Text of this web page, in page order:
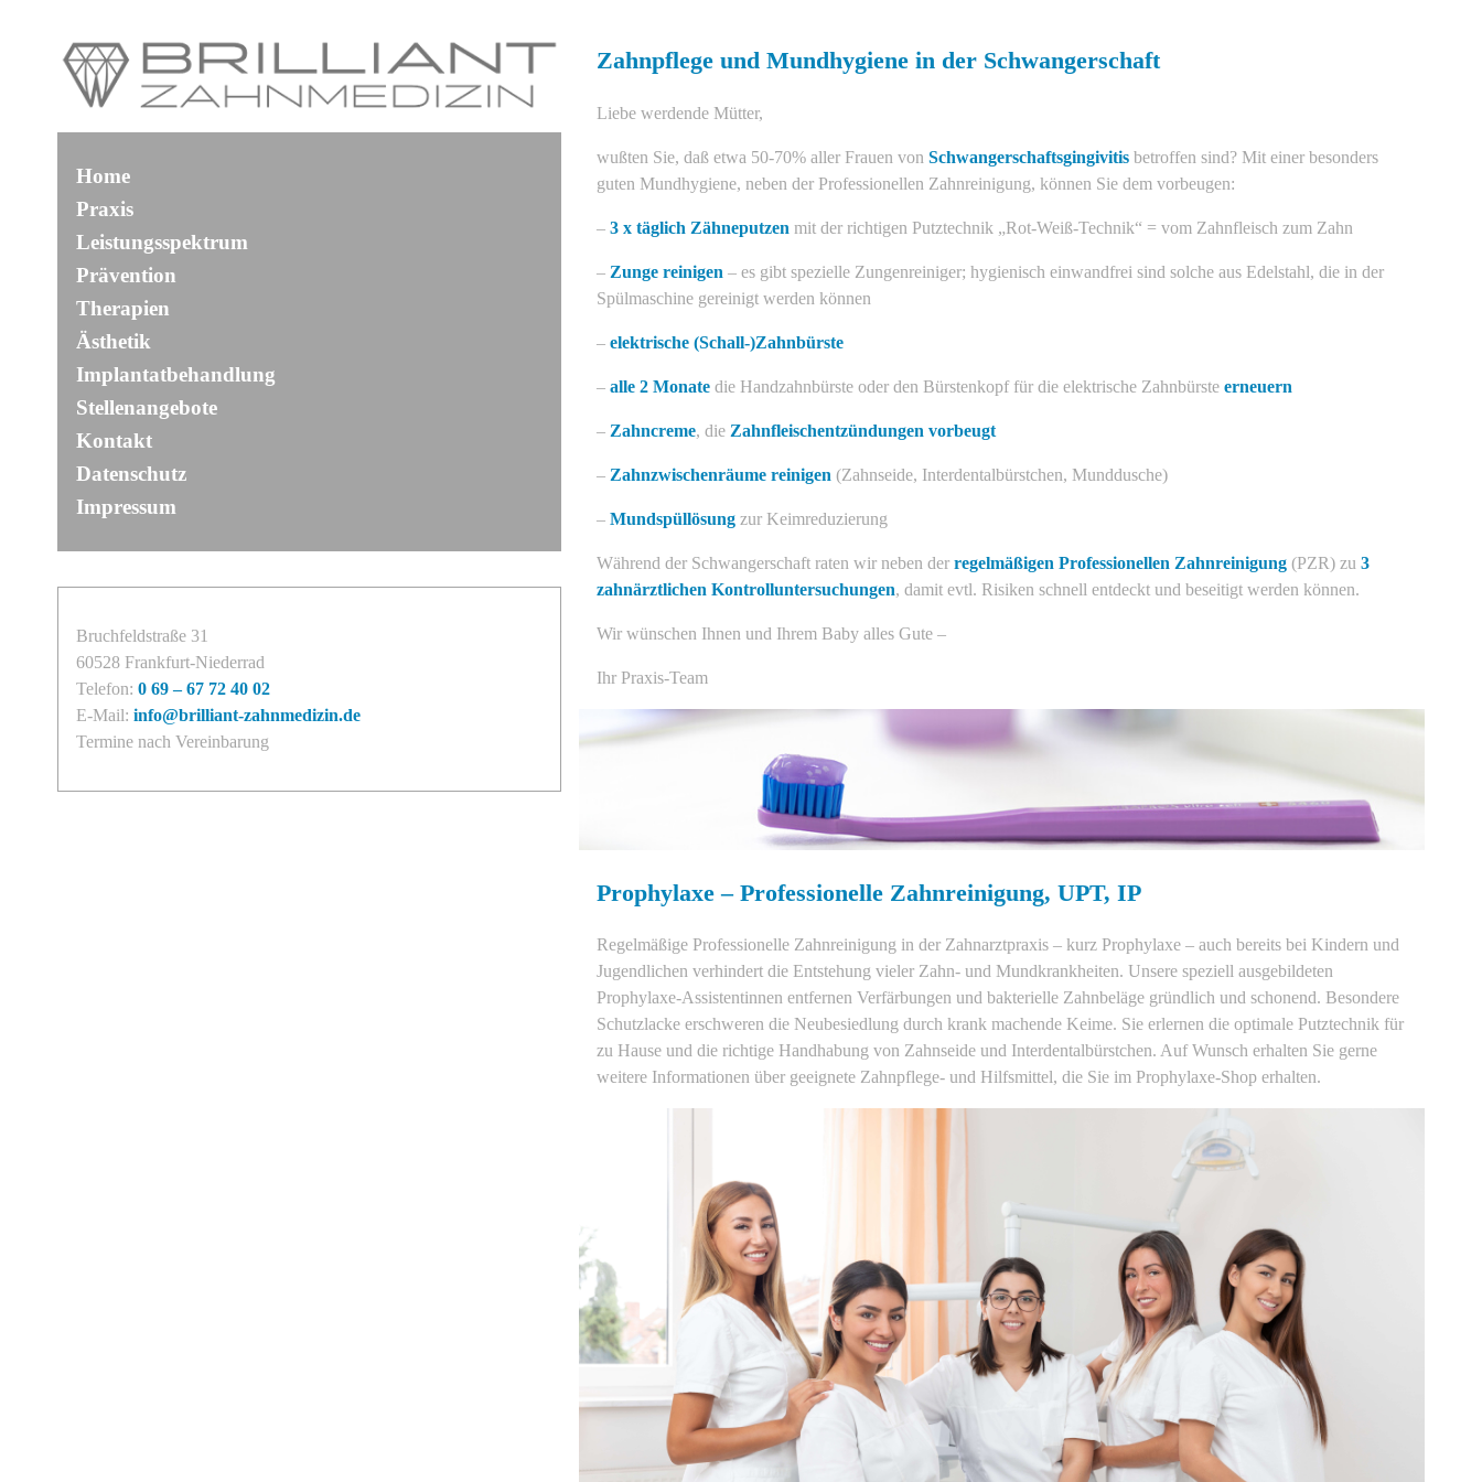
Home
Praxis
Leistungsspektrum
Prävention
Therapien
Ästhetik
Implantatbehandlung
Stellenangebote
Kontakt
Datenschutz
Impressum
Bruchfeldstraße 31
60528 Frankfurt-Niederrad
Telefon: 0 69 – 67 72 40 02
E-Mail: info@brilliant-zahnmedizin.de
Termine nach Vereinbarung
Zahnpflege und Mundhygiene in der Schwangerschaft
Liebe werdende Mütter,
wußten Sie, daß etwa 50-70% aller Frauen von Schwangerschaftsgingivitis betroffen sind? Mit einer besonders
guten Mundhygiene, neben der Professionellen Zahnreinigung, können Sie dem vorbeugen:
– 3 x täglich Zähneputzen mit der richtigen Putztechnik „Rot-Weiß-Technik“ = vom Zahnfleisch zum Zahn
– Zunge reinigen – es gibt spezielle Zungenreiniger; hygienisch einwandfrei sind solche aus Edelstahl, die in der
Spülmaschine gereinigt werden können
– elektrische (Schall-)Zahnbürste
– alle 2 Monate die Handzahnbürste oder den Bürstenkopf für die elektrische Zahnbürste erneuern
– Zahncreme, die Zahnfleischentzündungen vorbeugt
– Zahnzwischenräume reinigen (Zahnseide, Interdentalbürstchen, Munddusche)
– Mundspüllösung zur Keimreduzierung
Während der Schwangerschaft raten wir neben der regelmäßigen Professionellen Zahnreinigung (PZR) zu 3
zahnärztlichen Kontrolluntersuchungen, damit evtl. Risiken schnell entdeckt und beseitigt werden können.
Wir wünschen Ihnen und Ihrem Baby alles Gute –
Ihr Praxis-Team
Prophylaxe – Professionelle Zahnreinigung, UPT, IP
Regelmäßige Professionelle Zahnreinigung in der Zahnarztpraxis – kurz Prophylaxe – auch bereits bei Kindern und
Jugendlichen verhindert die Entstehung vieler Zahn- und Mundkrankheiten. Unsere speziell ausgebildeten
Prophylaxe-Assistentinnen entfernen Verfärbungen und bakterielle Zahnbeläge gründlich und schonend. Besondere
Schutzlacke erschweren die Neubesiedlung durch krank machende Keime. Sie erlernen die optimale Putztechnik für
zu Hause und die richtige Handhabung von Zahnseide und Interdentalbürstchen. Auf Wunsch erhalten Sie gerne
weitere Informationen über geeignete Zahnpflege- und Hilfsmittel, die Sie im Prophylaxe-Shop erhalten.